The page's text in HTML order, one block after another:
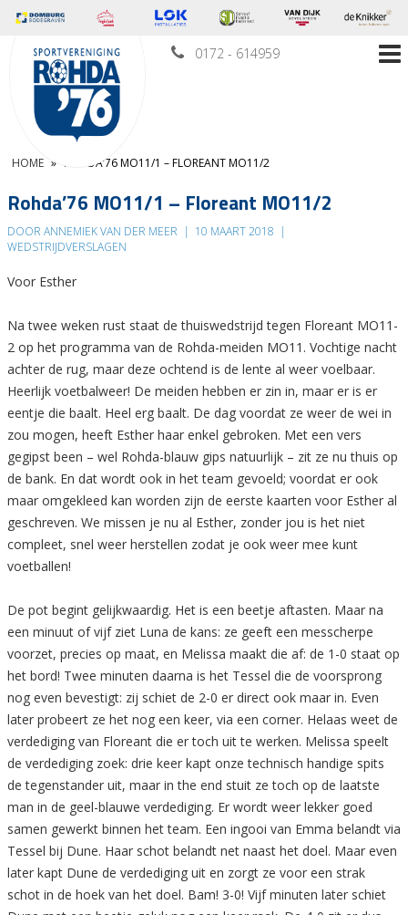
0172 - 614959
HOME » ROHDA’76 MO11/1 – FLOREANT MO11/2
Rohda’76 MO11/1 – Floreant MO11/2
DOOR ANNEMIEK VAN DER MEER | 10 MAART 2018 |
WEDSTRIJDVERSLAGEN
Voor Esther
Na twee weken rust staat de thuiswedstrijd tegen Floreant MO11-
2 op het programma van de Rohda-meiden MO11. Vochtige nacht
achter de rug, maar deze ochtend is de lente al weer voelbaar.
Heerlijk voetbalweer! De meiden hebben er zin in, maar er is er
eentje die baalt. Heel erg baalt. De dag voordat ze weer de wei in
zou mogen, heeft Esther haar enkel gebroken. Met een vers
gegipst been – wel Rohda-blauw gips natuurlijk – zit ze nu thuis op
de bank. En dat wordt ook in het team gevoeld; voordat er ook
maar omgekleed kan worden zijn de eerste kaarten voor Esther al
geschreven. We missen je nu al Esther, zonder jou is het niet
compleet, snel weer herstellen zodat je ook weer mee kunt
voetballen!
De pot begint gelijkwaardig. Het is een beetje aftasten. Maar na
een minuut of vijf ziet Luna de kans: ze geeft een messcherpe
voorzet, precies op maat, en Melissa maakt die af: de 1-0 staat op
het bord! Twee minuten daarna is het Tessel die de voorsprong
nog even bevestigt: zij schiet de 2-0 er direct ook maar in. Even
later probeert ze het nog een keer, via een corner. Helaas weet de
verdediging van Floreant die er toch uit te werken. Melissa speelt
de verdediging zoek: drie keer kapt onze technisch handige spits
de tegenstander uit, maar in the end stuit ze toch op de laatste
man in de geel-blauwe verdediging. Er wordt weer lekker goed
samen gewerkt binnen het team. Een ingooi van Emma belandt via
Tessel bij Dune. Haar schot belandt net naast het doel. Maar even
later kapt Dune de verdediging uit en zorgt ze voor een strak
schot in de hoek van het doel. Bam! 3-0! Vijf minuten later schiet